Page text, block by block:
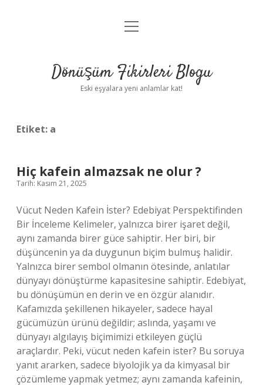
Anasayfa
Yasal Uyarı
menüyü
Dönüşüm Fikirleri Blogu
Eski eşyalara yeni anlamlar kat!
Etiket: a
Hiç kafein almazsak ne olur ?
Tarih: Kasım 21, 2025
Vücut Neden Kafein İster? Edebiyat Perspektifinden
Bir İnceleme Kelimeler, yalnızca birer işaret değil,
aynı zamanda birer güce sahiptir. Her biri, bir
düşüncenin ya da duygunun biçim bulmuş halidir.
Yalnızca birer sembol olmanın ötesinde, anlatılar
dünyayı dönüştürme kapasitesine sahiptir. Edebiyat,
bu dönüşümün en derin ve en özgür alanıdır.
Kafamızda şekillenen hikayeler, sadece hayal
gücümüzün ürünü değildir; aslında, yaşamı ve
dünyayı algılayış biçimimizi etkileyen güçlü
araçlardır. Peki, vücut neden kafein ister? Bu soruya
yanıt ararken, sadece biyolojik ya da kimyasal bir
çözümleme yapmak yetmez; aynı zamanda kafeinin,